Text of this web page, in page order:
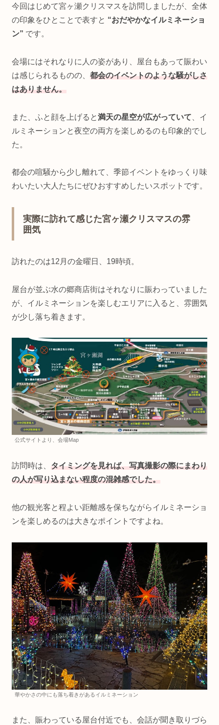
今回はじめて宮ヶ瀬クリスマスを訪問しましたが、全体
の印象をひとことで表すと “おだやかなイルミネーショ
ン” です。
会場にはそれなりに人の姿があり、屋台もあって賑わい
は感じられるものの、 都会のイベントのような騒がしさ
はありません。
また、ふと顔を上げると満天の星空が広がっていて 、イ
ルミネーションと夜空の両方を楽しめるのも印象的でし
た。
都会の喧騒から少し離れて、季節イベントをゆっくり味
わいたい大人たちにぜひおすすめしたいスポットです。
実際に訪れて感じた宮ヶ瀬クリスマスの雰
囲気
訪れたのは12月の金曜日、19時頃。
屋台が並ぶ水の郷商店街はそれなりに賑わっていました
が、イルミネーションを楽しむエリアに入ると、雰囲気
が少し落ち着きます。
公式サイトより、会場Map
訪問時は、 タイミングを見れば、写真撮影の際にまわり
の人が写り込まない程度の混雑感でした。
他の観光客と程よい距離感を保ちながらイルミネーショ
ンを楽しめるのは大きなポイントですよね。
華やかさの中にも落ち着きがあるイルミネーション
また、賑わっている屋台付近でも、会話が聞き取りづら